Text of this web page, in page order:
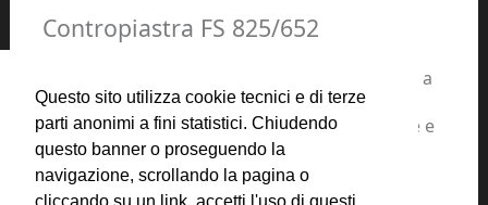
Questo sito utilizza cookie tecnici e di terze
parti anonimi a fini statistici. Chiudendo
questo banner o proseguendo la
navigazione, scrollando la pagina o
Contropiastra FS 825/652
Contropiastra per relè combinatore 9/9 a relè a
c.c. tipo FS.80
con contatti forti completa di boccole filettate e
viti di fissaggio.